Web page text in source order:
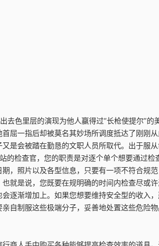
去色里层的演现为他人赢得过“长枪使提尔”
屈一指后却被莫名其妙场所调度抵达了刚刚
是会被踏在勤恳的文职人员所取代。出于服
的检查官，您的职责是对逐个单个想要通过
，照片以及各型信息，只要有一项不符合规
就是说，您既要在规明确的时间内检查尽或
逐渐增加上。如果您想要维持安全型的收入
自制服这些极端分子，妥善地处置这些危险物